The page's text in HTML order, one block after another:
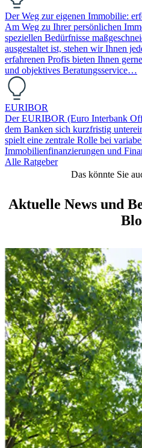
Der Weg zur eigenen Immobilie:
Am Weg zu Ihrer persönlichen
speziellen Bedürfnisse
ausgestaltet ist, stehen wir Ihnen
erfahrenen Profis bieten Ihnen
und objektives Beratungsservice…
EURIBOR
Der EURIBOR (Euro Interbank
dem Banken sich kurzfristig
spielt eine zentrale Rolle bei
Immobilienfinanzierungen und
Alle Ratgeber
Das könnte Sie
Aktuelle News und